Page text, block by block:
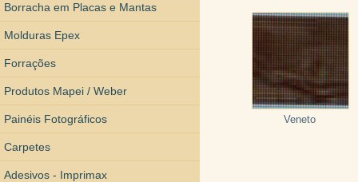
Borracha em Placas e Mantas
Molduras Epex
Forrações
Produtos Mapei / Weber
Painéis Fotográficos
Carpetes
Adesivos - Imprimax
Veneto